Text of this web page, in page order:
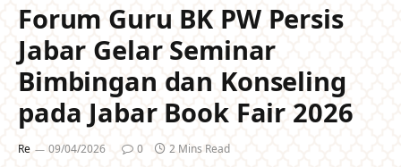
Forum Guru BK PW Persis
Jabar Gelar Seminar
Bimbingan dan Konseling
pada Jabar Book Fair 2026
Re 09/04/2026 0 2 Mins Read